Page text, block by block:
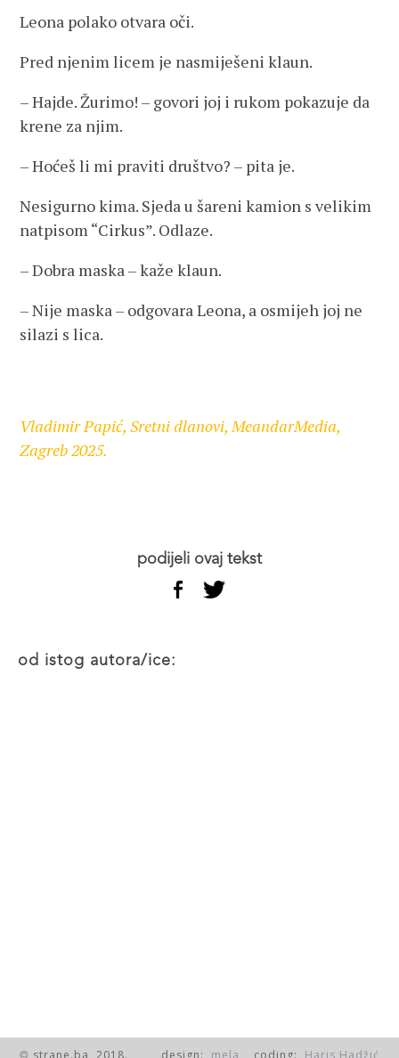
Leona polako otvara oči.
Pred njenim licem je nasmiješeni klaun.
– Hajde. Žurimo! – govori joj i rukom pokazuje da
krene za njim.
– Hoćeš li mi praviti društvo? – pita je.
Nesigurno kima. Sjeda u šareni kamion s velikim
natpisom “Cirkus”. Odlaze.
– Dobra maska – kaže klaun.
– Nije maska – odgovara Leona, a osmijeh joj ne
silazi s lica.
Vladimir Papić, Sretni dlanovi, MeandarMedia,
Zagreb 2025.
podijeli ovaj tekst
od istog autora/ice:
strane.ba, 2018. design: mela coding: Haris Hadžić